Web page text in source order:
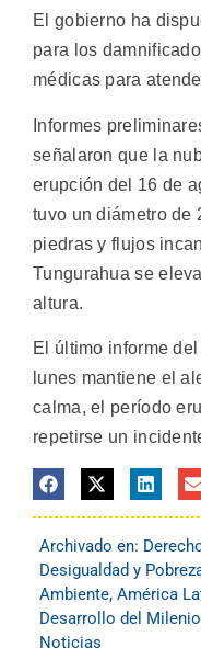
El gobierno ha
para los
médicas para
Informes
señalaron que la
erupción del 16 de
tuvo un diámetro de
piedras y flujos
Tungurahua se
altura.
El último informe
lunes mantiene el
calma, el período
repetirse un
Archivado en:
Desigualdad y
Ambiente, América
Desarrollo del
Noticias